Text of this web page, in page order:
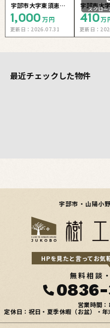
宇部市大字東須恵旭
が丘⑥号地
1,000万円
更新日： 2026.07.31
宇部市大
410万
更新日：
スクロー
最近チェックした物件
宇部市・山陽小
HPを見たと言ってお気
無料相談
営業時間
定休日：祝日・夏季休暇（お盆）・年